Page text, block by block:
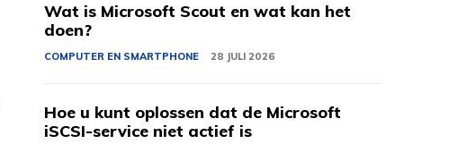
Wat is Microsoft Scout en wat kan het
doen?
COMPUTER EN SMARTPHONE 28 JULI 2026
Hoe u kunt oplossen dat de Microsoft
iSCSI-service niet actief is